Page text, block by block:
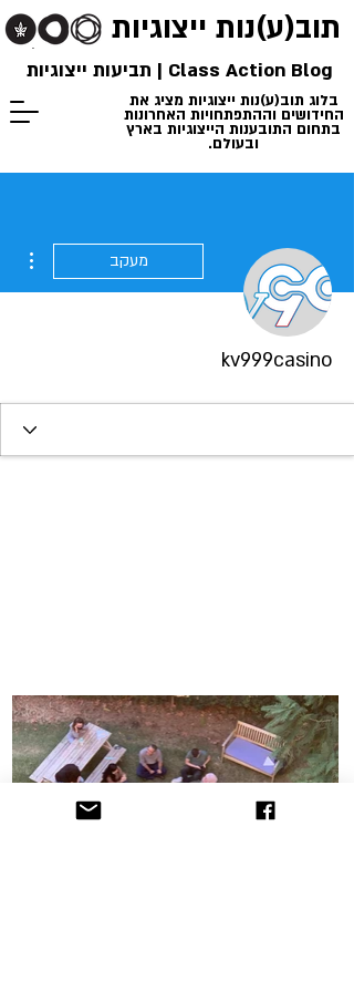
תוב(ע)נות ייצוגיות
בלוג תוב(ע)נות ייצוגיות מציג את
החידושים וההתפתחויות האחרונות
בתחום התובענות הייצוגיות בארץ
ובעולם.
Class Action Blog | תביעות ייצוגיות
מעקב
kv999casino